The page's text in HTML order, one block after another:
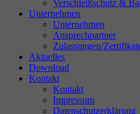
Verschleißschutz &
Unternehmen
Unternehmen
Ansprechpartner
Zulassungen/
Aktuelles
Download
Kontakt
Kontakt
Impressum
Datenschutzerklärung